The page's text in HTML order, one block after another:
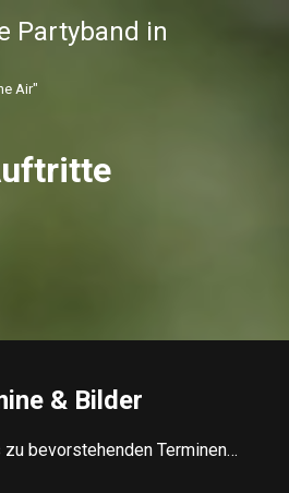
Partyband in
Air"
& Bilder
bevorstehenden Terminen…